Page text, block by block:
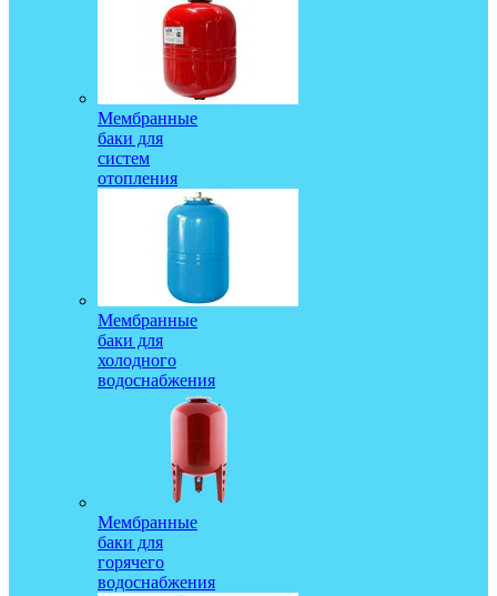
Мембранные
баки для
систем
отопления
Мембранные
баки для
холодного
водоснабжения
Мембранные
баки для
горячего
водоснабжения